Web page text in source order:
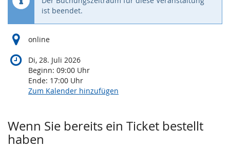
ist beendet.
online
Di, 28. Juli 2026
Beginn: 09:00 Uhr
Ende: 17:00 Uhr
Zum Kalender hinzufügen
Wenn Sie bereits ein Ticket bestellt
haben